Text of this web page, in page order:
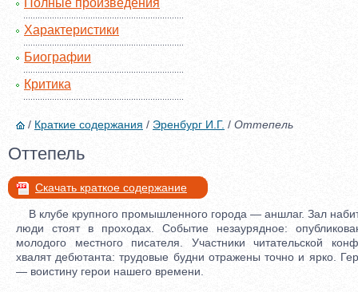
Характеристики
Биографии
Критика
/ Краткие содержания / Эренбург И.Г. / Оттепель
Оттепель
Скачать краткое содержание
В клубе крупного промышленного города — аншлаг. Зал
люди стоят в проходах. Событие незаурядное:
молодого местного писателя. Участники читательской
хвалят дебютанта: трудовые будни отражены точно и ярко.
— воистину герои нашего времени.